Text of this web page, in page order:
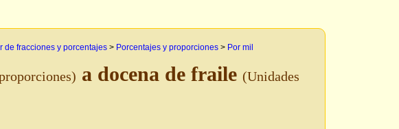
de fracciones y porcentajes > Porcentajes y proporciones > Por mil
a docena de fraile (Unidades